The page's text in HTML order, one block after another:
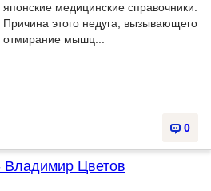
японские медицинские справочники.
Причина этого недуга, вызывающего
отмирание мышц...
0
Цветов